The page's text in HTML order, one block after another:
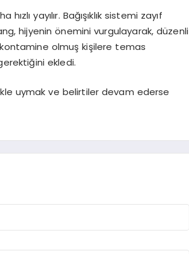
yayılır. Bağışıklık sistemi zayıf
hijyenin önemini vurgulayarak, düzenli
olmuş kişilere temas
ekledi.
uymak ve belirtiler devam ederse